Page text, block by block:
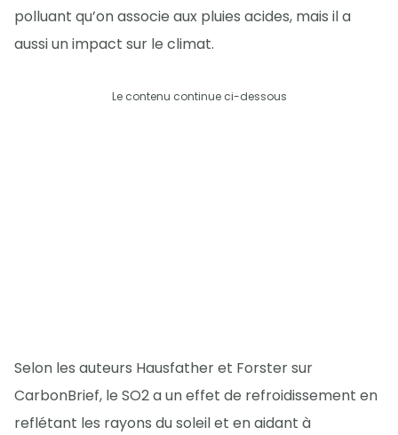
polluant qu’on associe aux pluies acides, mais il a
aussi un impact sur le climat.
Le contenu continue ci-dessous
Selon les auteurs Hausfather et Forster sur
CarbonBrief, le SO2 a un effet de refroidissement en
reflétant les rayons du soleil et en aidant à